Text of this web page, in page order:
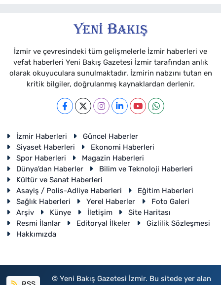
İzmir ve çevresindeki tüm gelişmelerle İzmir haberleri ve
vefat haberleri Yeni Bakış Gazetesi İzmir tarafından anlık
olarak okuyuculara sunulmaktadır. İzmirin nabzını tutan en
kritik bilgiler, doğrulanmış kaynaklardan derlenir.
İzmir Haberleri
Güncel Haberler
Siyaset Haberleri
Ekonomi Haberleri
Spor Haberleri
Magazin Haberleri
Dünya'dan Haberler
Bilim ve Teknoloji Haberleri
Kültür ve Sanat Haberleri
Asayiş / Polis-Adliye Haberleri
Eğitim Haberleri
Sağlık Haberleri
Yerel Haberler
Foto Galeri
Arşiv
Künye İletişim
Site Haritası
Resmi İlanlar
Editoryal İlkeler
Gizlilik Sözleşmesi
Hakkımızda
© Yeni Bakış Gazetesi İzmir. Bu sitede yer alan